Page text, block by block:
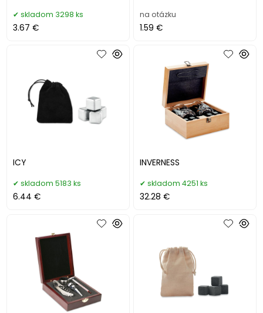
skladom 3298 ks
3.67 €
na otázku
1.59 €
ICY
skladom 5183 ks
6.44 €
INVERNESS
skladom 4251 ks
32.28 €